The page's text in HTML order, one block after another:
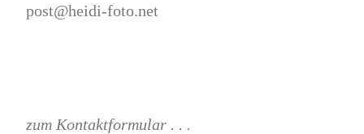
post@heidi-foto.net
zum Kontaktformular . . .